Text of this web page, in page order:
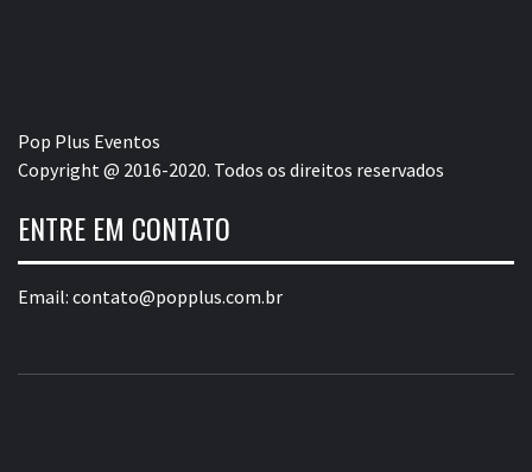
Pop Plus Eventos
Copyright @ 2016-2020. Todos os direitos reservados
ENTRE EM CONTATO
Email: contato@popplus.com.br